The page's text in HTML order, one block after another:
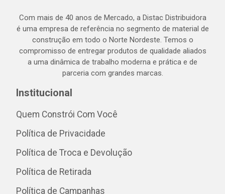
Com mais de 40 anos de Mercado, a Distac Distribuidora
é uma empresa de referência no segmento de material de
construção em todo o Norte Nordeste. Temos o
compromisso de entregar produtos de qualidade aliados
a uma dinâmica de trabalho moderna e prática e de
parceria com grandes marcas.
Institucional
Quem Constrói Com Você
Política de Privacidade
Política de Troca e Devolução
Política de Retirada
Política de Campanhas